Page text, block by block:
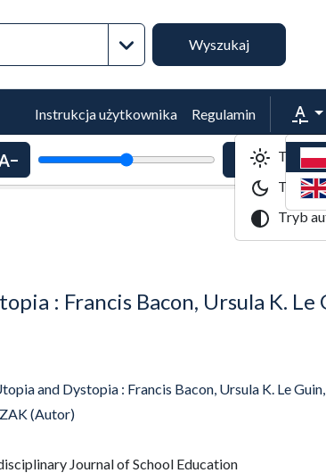
Wyszukiwanie zaawansowane
Wyszukaj
Instrukcja użytkownika Regulamin
Pomniejszenie tekstu
Tryb
Tryb
Tryb
Widok
: Francis Bacon, Ursula K. Le
and Dystopia : Francis Bacon, Ursula K. Le
(Autor)
Journal of School Education